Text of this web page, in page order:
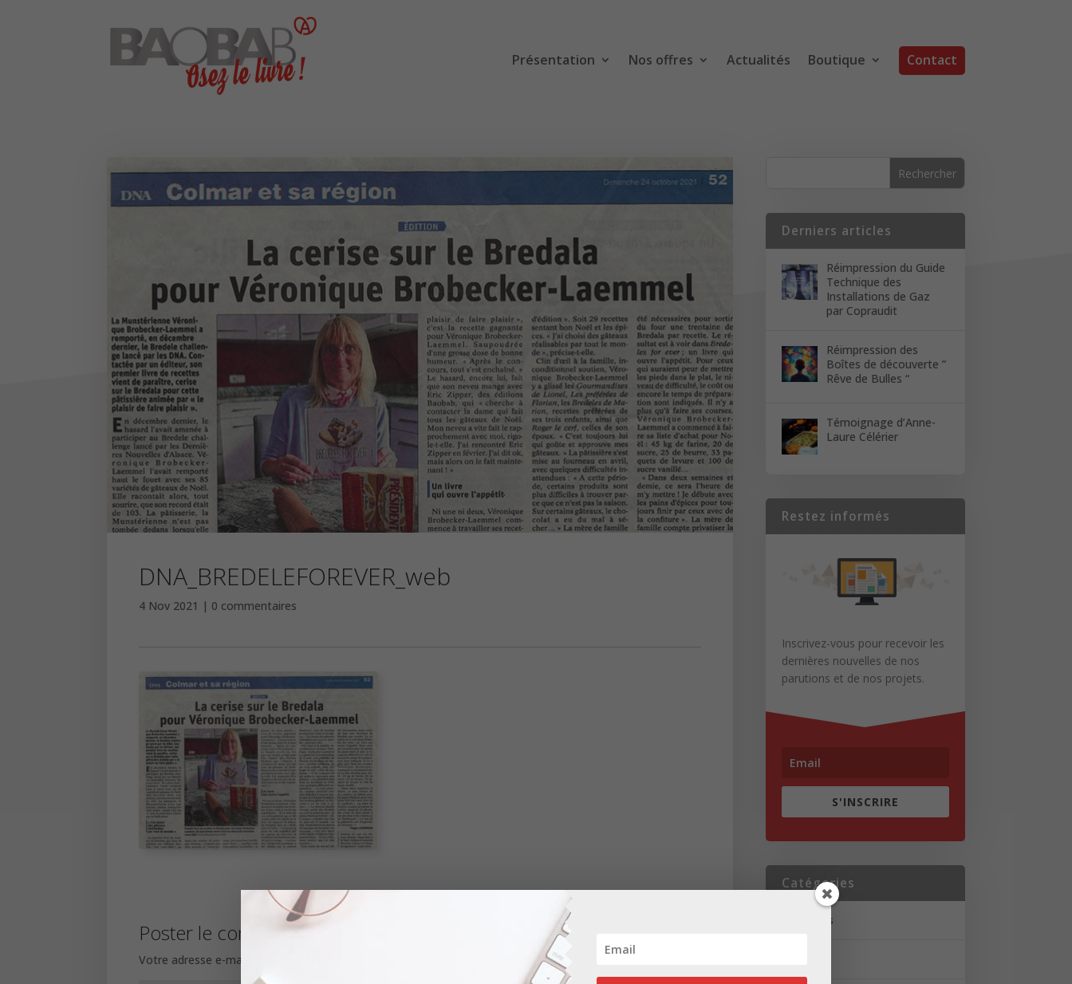
Présentation Nos offres Actualités Boutique Contact
DNA_BREDELEFOREVER_web
4 Nov 2021 0 commentaires
Poster le commentaire
Votre adresse e-mail ne sera pas publiée. Les champs obligatoires sont indiqués avec
Derniers articles
Réimpression du Guide
Technique des
Installations de Gaz
par Copraudit
Réimpression des
Boîtes de découverte ”
Rêve de Bulles “
Témoignage d’Anne-
Laure Célérier
Restez informés
Inscrivez-vous pour recevoir les
dernières nouvelles de nos
parutions et de nos projets.
S'INSCRIRE
Catégories
Actualités